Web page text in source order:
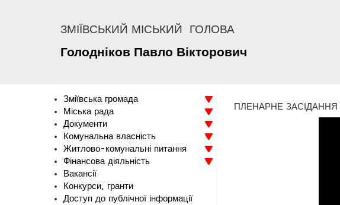
ЗМІЇВСЬКИЙ МІСЬКИЙ ГОЛОВА
Голодніков Павло Вікторович
Зміївська громада
Міська рада
Документи
Комунальна власність
Житлово-комунальні питання
Фінансова діяльність
Вакансії
Конкурси, гранти
Доступ до публічної інформації
ПЛЕНАРНЕ ЗАСІДАННЯ